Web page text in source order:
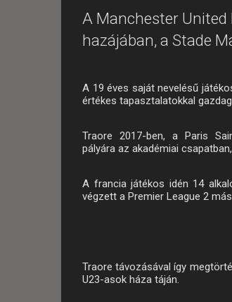
A Manchester United
hazájában, a Stade
A 19 éves saját nevelésű
értékes tapasztalatokkal
Traore 2017-ben, a Paris
pályára az akadémiai
A francia játékos idén 14
végzett a Premier League 2
Traore távozásával így
U23-asok háza táján.